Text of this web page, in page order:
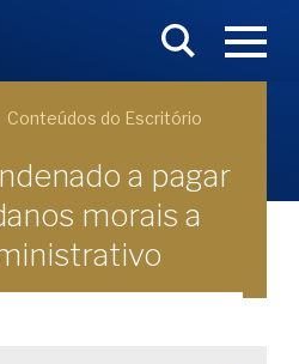
Conteúdos do Escritório
a pagar
morais a